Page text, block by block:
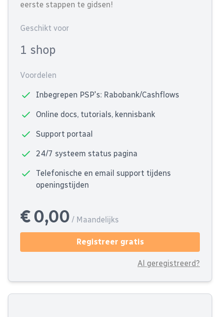
eerste stappen te gidsen!
Geschikt voor
1 shop
Voordelen
Inbegrepen PSP's: Rabobank/Cashflows
Online docs, tutorials, kennisbank
Support portaal
24/7 systeem status pagina
Telefonische en email support tijdens
openingstijden
€ 0,00 / Maandelijks
Registreer gratis
Al geregistreerd?